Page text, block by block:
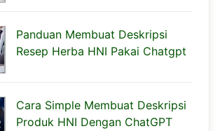
Panduan Membuat Deskripsi
Resep Herba HNI Pakai Chatgpt
Cara Simple Membuat Deskripsi
Produk HNI Dengan ChatGPT